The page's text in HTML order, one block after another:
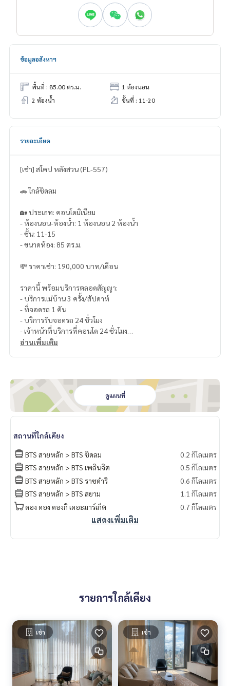
ข้อมูลอสังหาฯ
พื้นที่ : 85.00 ตร.ม.
1 ห้องนอน
2 ห้องน้ำ
ชั้นที่ : 11-20
รายละเอียด
[เช่า] สโคป หลังสวน (PL-557)
🚗 ใกล้ชิดลม
🏡 ประเภท: คอนโดมิเนียม
- ห้องนอน-ห้องน้ำ: 1 ห้องนอน 2 ห้องน้ำ
- ชั้น: 11-15
- ขนาดห้อง: 85 ตร.ม.
💸 ราคาเช่า: 190,000 บาท/เดือน
ราคานี้ พร้อมบริการตลอดสัญญา:
- บริการแม่บ้าน 3 ครั้ง/สัปดาห์
- ที่จอดรถ 1 คัน
- บริการรับจอดรถ 24 ชั่วโมง
- เจ้าหน้าที่บริการที่คอนโด 24 ชั่วโมง
- กาแฟฟรี ที่คลับเลานจ์
โทร:
083-525-9585
Whatsapp:
(66)82-423-3151
Line ID : @lifeproperty Or clickhttps://lin.ee/rBG2BOp
Wechat : thananid
อีเมล:
ติดต่อเราเพื่อนัดชมสถานที่จริง วันนี้!
LIFE PROPERTY (ไลฟ์ พร็อพเพอร์ตี้) เราคือผู้เชี่ยวชาญทางด้านอ
สังหาริมทรัพย์ในกรุงเทพฯ
เรามีทีมงานพร้อมให้คำปรึกษาและช่วยหาสถานที่ที่เหมาะสมที่สุด
ให้คุณ ฟรี!
#เช่าคอนโด #คอนโดให้เช่า #คอนโดติดรถไฟฟ้า #เอเจนท์คอนโ
ด #คอนโดติดbts #คอนโดใกล้รถไฟฟ้า #condoforrentbangko
อ่านเพิ่มเติม
ดูแผนที่
สถานที่ใกล้เคียง
BTS สายหลัก > BTS ชิดลม
0.2 กิโลเมตร
BTS สายหลัก > BTS เพลินจิต
0.5 กิโลเมตร
BTS สายหลัก > BTS ราชดำริ
0.6 กิโลเมตร
BTS สายหลัก > BTS สยาม
1.1 กิโลเมตร
ดอง ดอง ดองกิ เดอะมาร์เก็ต
0.7 กิโลเมตร
แสดงเพิ่มเติม
รายการใกล้เคียง
เช่า เช่า